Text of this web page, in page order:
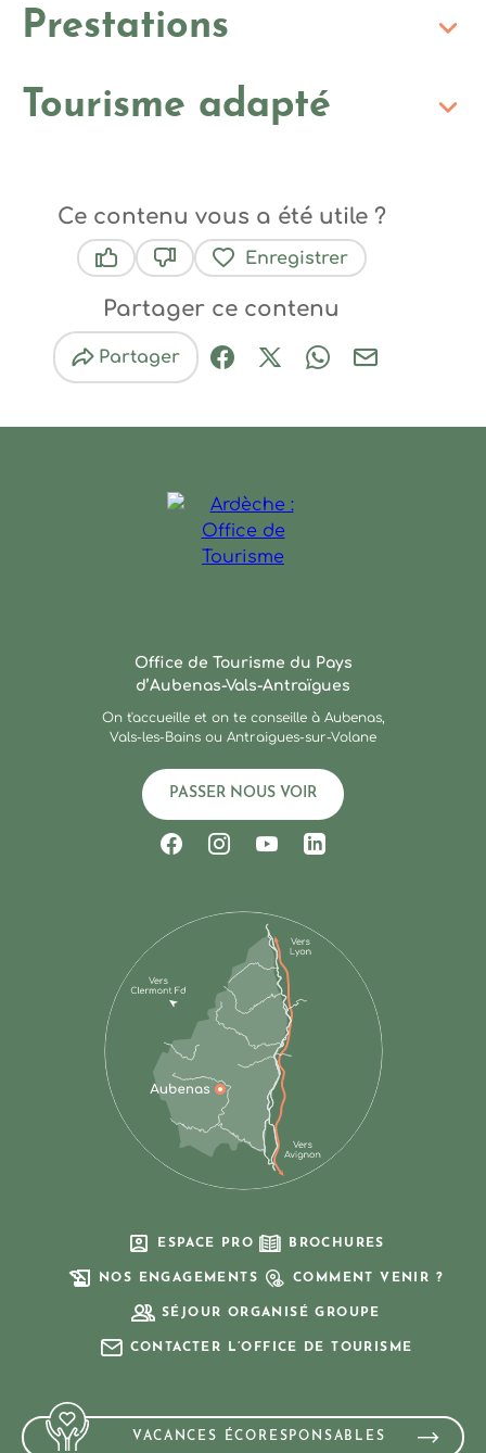
Prestations
Tourisme adapté
Ce contenu vous a été utile ?
Enregistrer
Partager ce contenu
Partager
Partager sur Facebook
Partager sur X / Twitter
Partager sur
Partager par
Office de Tourisme du Pays
d’Aubenas-Vals-Antraïgues
On t'accueille et on te conseille à Aubenas,
Vals-les-Bains ou Antraigues-sur-Volane
PASSER NOUS VOIR
Suivez-nous sur Facebook
Suivez-nous sur Instagram
Suivez-nous sur
Suivez-nous sur
ESPACE PRO BROCHURES
NOS ENGAGEMENTS COMMENT VENIR ?
SÉJOUR ORGANISÉ GROUPE
CONTACTER L’OFFICE DE TOURISME
VACANCES ÉCORESPONSABLES